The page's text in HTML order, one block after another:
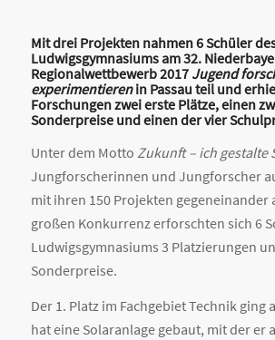
Mit drei Projekten nahmen 6 Schüler
Ludwigsgymnasiums am 32.
Regionalwettbewerb 2017 Jugend
experimentierenin Passau teil und
Forschungen zwei erste Plätze, einen
Sonderpreise und einen der vier
Unter dem Motto Zukunft – ich gestalte
Jungforscherinnen und Jungforscher
mit ihren 150 Projekten gegeneinander
großen Konkurrenz erforschten sich 6
Ludwigsgymnasiums 3 Platzierungen
Sonderpreise.
Der 1. Platz im Fachgebiet Technik ging
hat eine Solaranlage gebaut, mit der er